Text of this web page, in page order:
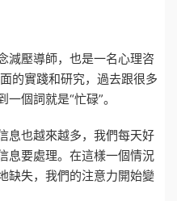
減壓導師，也是一名心理咨
的實踐和研究，過去跟很多
個詞就是“忙碌”。
息也越來越多，我們每天好
息要處理。在這樣一個情況
缺失，我們的注意力開始變